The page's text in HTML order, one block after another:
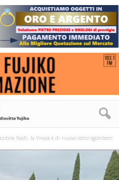
flash, la Vivaia è di nuovo sotto sgombero